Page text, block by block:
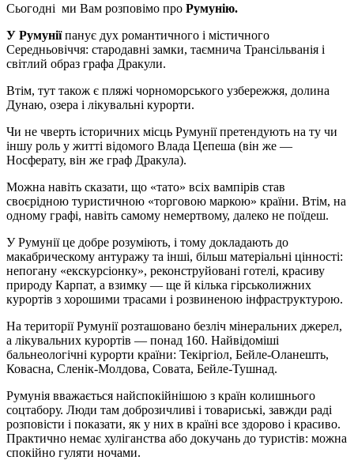
Сьогодні ми Вам розповімо про Румунію.
У Румуніїпанує дух романтичного і містичного
Середньовіччя: стародавні замки, таємнича Трансільванія і
світлий образ графа Дракули.
Втім, тут також є пляжі чорноморського узбережжя, долина
Дунаю, озера і лікувальні курорти.
Чи не чверть історичних місць Румунії претендують на ту чи
іншу роль у житті відомого Влада Цепеша (він же —
Носферату, він же граф Дракула).
Можна навіть сказати, що «тато» всіх вампірів став
своєрідною туристичною «торговою маркою» країни. Втім, на
одному графі, навіть самому немертвому, далеко не поїдеш.
У Румунії це добре розуміють, і тому докладають до
макабрическому антуражу та інші, більш матеріальні цінності:
непогану «екскурсіонку», реконструйовані готелі, красиву
природу Карпат, а взимку — ще й кілька гірськолижних
курортів з хорошими трасами і розвиненою інфраструктурою.
На території Румунії розташовано безліч мінеральних джерел,
а лікувальних курортів — понад 160. Найвідоміші
бальнеологічні курорти країни: Текіргіол, Бейле-Оланешть,
Ковасна, Сленік-Молдова, Совата, Бейле-Тушнад.
Румунія вважається найспокійнішою з країн колишнього
соцтабору. Люди там доброзичливі і товариські, завжди раді
розповісти і показати, як у них в країні все здорово і красиво.
Практично немає хуліганства або докучань до туристів: можна
спокійно гуляти ночами.